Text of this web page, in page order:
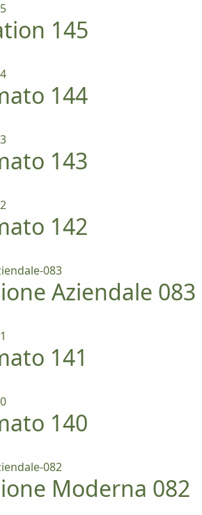
145
144
143
142
Aziendale 083
141
140
Moderna 082